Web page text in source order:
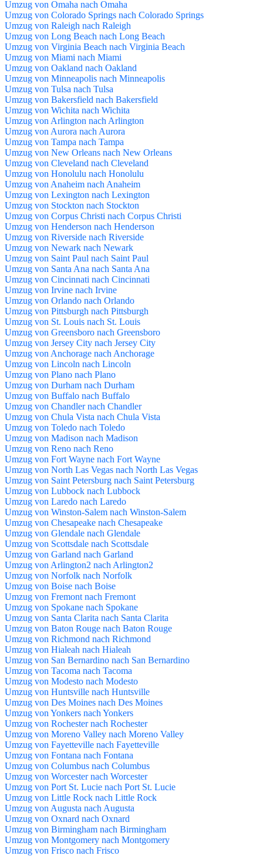
Umzug von Omaha nach Omaha
Umzug von Colorado Springs nach Colorado Springs
Umzug von Raleigh nach Raleigh
Umzug von Long Beach nach Long Beach
Umzug von Virginia Beach nach Virginia Beach
Umzug von Miami nach Miami
Umzug von Oakland nach Oakland
Umzug von Minneapolis nach Minneapolis
Umzug von Tulsa nach Tulsa
Umzug von Bakersfield nach Bakersfield
Umzug von Wichita nach Wichita
Umzug von Arlington nach Arlington
Umzug von Aurora nach Aurora
Umzug von Tampa nach Tampa
Umzug von New Orleans nach New Orleans
Umzug von Cleveland nach Cleveland
Umzug von Honolulu nach Honolulu
Umzug von Anaheim nach Anaheim
Umzug von Lexington nach Lexington
Umzug von Stockton nach Stockton
Umzug von Corpus Christi nach Corpus Christi
Umzug von Henderson nach Henderson
Umzug von Riverside nach Riverside
Umzug von Newark nach Newark
Umzug von Saint Paul nach Saint Paul
Umzug von Santa Ana nach Santa Ana
Umzug von Cincinnati nach Cincinnati
Umzug von Irvine nach Irvine
Umzug von Orlando nach Orlando
Umzug von Pittsburgh nach Pittsburgh
Umzug von St. Louis nach St. Louis
Umzug von Greensboro nach Greensboro
Umzug von Jersey City nach Jersey City
Umzug von Anchorage nach Anchorage
Umzug von Lincoln nach Lincoln
Umzug von Plano nach Plano
Umzug von Durham nach Durham
Umzug von Buffalo nach Buffalo
Umzug von Chandler nach Chandler
Umzug von Chula Vista nach Chula Vista
Umzug von Toledo nach Toledo
Umzug von Madison nach Madison
Umzug von Reno nach Reno
Umzug von Fort Wayne nach Fort Wayne
Umzug von North Las Vegas nach North Las Vegas
Umzug von Saint Petersburg nach Saint Petersburg
Umzug von Lubbock nach Lubbock
Umzug von Laredo nach Laredo
Umzug von Winston-Salem nach Winston-Salem
Umzug von Chesapeake nach Chesapeake
Umzug von Glendale nach Glendale
Umzug von Scottsdale nach Scottsdale
Umzug von Garland nach Garland
Umzug von Arlington2 nach Arlington2
Umzug von Norfolk nach Norfolk
Umzug von Boise nach Boise
Umzug von Fremont nach Fremont
Umzug von Spokane nach Spokane
Umzug von Santa Clarita nach Santa Clarita
Umzug von Baton Rouge nach Baton Rouge
Umzug von Richmond nach Richmond
Umzug von Hialeah nach Hialeah
Umzug von San Bernardino nach San Bernardino
Umzug von Tacoma nach Tacoma
Umzug von Modesto nach Modesto
Umzug von Huntsville nach Huntsville
Umzug von Des Moines nach Des Moines
Umzug von Yonkers nach Yonkers
Umzug von Rochester nach Rochester
Umzug von Moreno Valley nach Moreno Valley
Umzug von Fayetteville nach Fayetteville
Umzug von Fontana nach Fontana
Umzug von Columbus nach Columbus
Umzug von Worcester nach Worcester
Umzug von Port St. Lucie nach Port St. Lucie
Umzug von Little Rock nach Little Rock
Umzug von Augusta nach Augusta
Umzug von Oxnard nach Oxnard
Umzug von Birmingham nach Birmingham
Umzug von Montgomery nach Montgomery
Umzug von Frisco nach Frisco